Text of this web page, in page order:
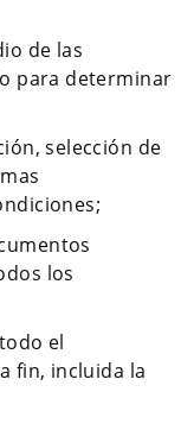
de las
para determinar
selección de
los
el
fin, incluida la